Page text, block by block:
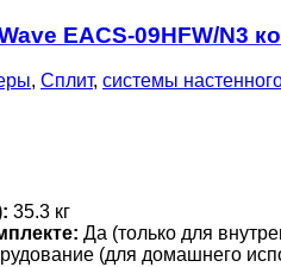
EACS-09HFW/N3
, Сплит, системы
35.3 кг
Да (только для
(для домашнего